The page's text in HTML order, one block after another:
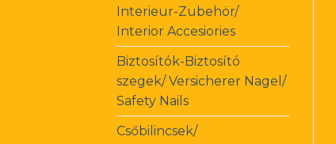
Interieur-Zubehör/
Interior Accesiories
Biztosítók-Biztosító
szegek/ Versicherer Nagel/
Safety Nails
Csőbilincsek/